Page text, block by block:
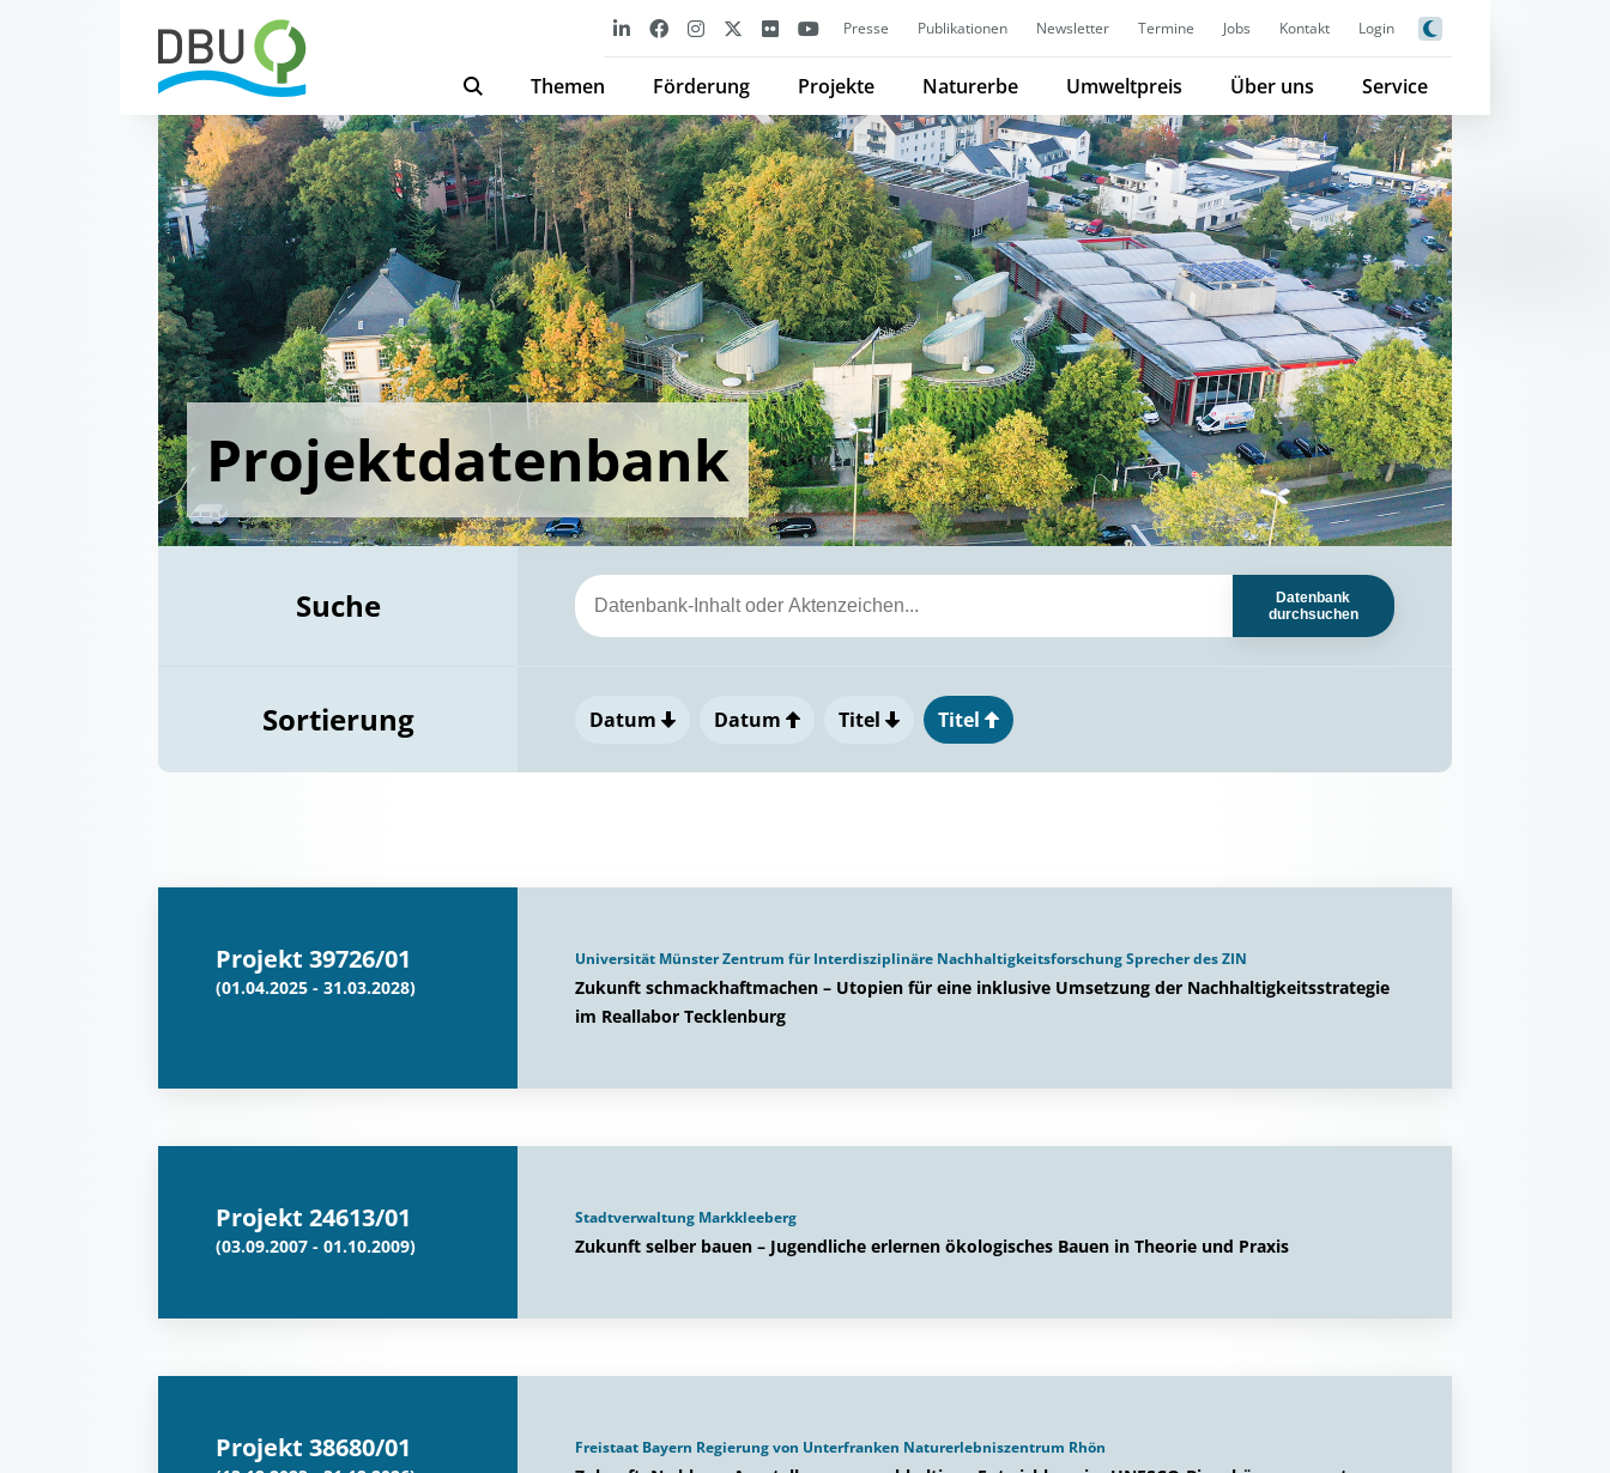
Presse Publikationen Newsletter Termine Jobs Kontakt Login
Themen Förderung Projekte Naturerbe Umweltpreis Über uns Service
Projektdatenbank
Suche
Datenbank
durchsuchen
Sortierung Datum Datum Titel Titel
Projekt 39726/01
(01.04.2025 - 31.03.2028)
Universität Münster Zentrum für Interdisziplinäre Nachhaltigkeitsforschung Sprecher des ZIN
Zukunft schmackhaftmachen – Utopien für eine inklusive Umsetzung der Nachhaltigkeitsstrategie
im Reallabor Tecklenburg
Projekt 24613/01
(03.09.2007 - 01.10.2009)
Stadtverwaltung Markkleeberg
Zukunft selber bauen – Jugendliche erlernen ökologisches Bauen in Theorie und Praxis
Projekt 38680/01 Freistaat Bayern Regierung von Unterfranken Naturerlebniszentrum Rhön